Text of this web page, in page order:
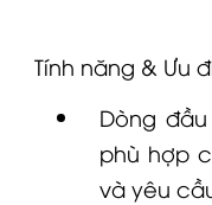
Tính năng & Ưu
Dòng
phù hợp
và yêu